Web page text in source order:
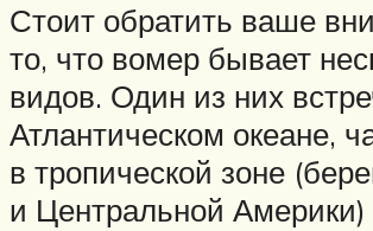
Стоит обратить ваше
то, что вомер бывает
видов. Один из них
Атлантическом океане,
в тропической зоне
и Центральной Америки)